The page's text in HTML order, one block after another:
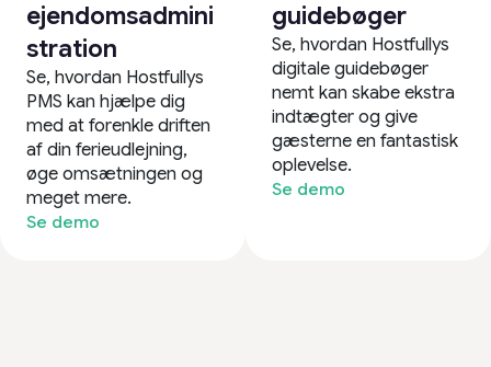
ejendomsadmini
stration
Se, hvordan Hostfullys
PMS kan hjælpe dig
med at forenkle driften
af din ferieudlejning,
øge omsætningen og
meget mere.
Se demo
guidebøger
Se, hvordan Hostfullys
digitale guidebøger
nemt kan skabe ekstra
indtægter og give
gæsterne en fantastisk
oplevelse.
Se demo